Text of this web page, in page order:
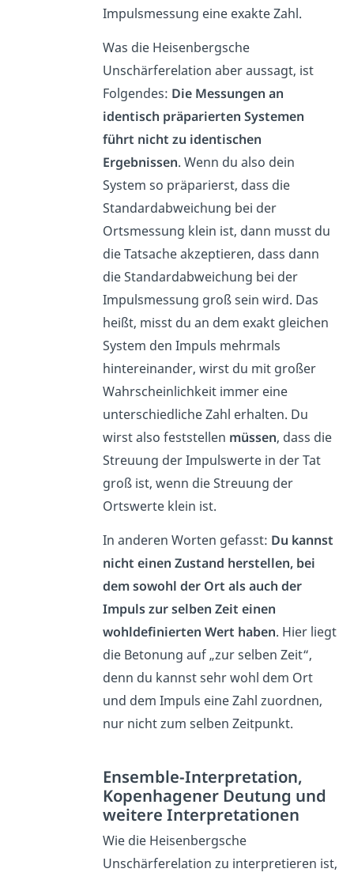
Impulsmessung eine exakte Zahl.
Was die Heisenbergsche
Unschärferelation aber aussagt, ist
Folgendes: Die Messungen an
identisch präparierten Systemen
führt nicht zu identischen
Ergebnissen. Wenn du also dein
System so präparierst, dass die
Standardabweichung bei der
Ortsmessung klein ist, dann musst du
die Tatsache akzeptieren, dass dann
die Standardabweichung bei der
Impulsmessung groß sein wird. Das
heißt, misst du an dem exakt gleichen
System den Impuls mehrmals
hintereinander, wirst du mit großer
Wahrscheinlichkeit immer eine
unterschiedliche Zahl erhalten. Du
wirst also feststellen müssen, dass die
Streuung der Impulswerte in der Tat
groß ist, wenn die Streuung der
Ortswerte klein ist.
In anderen Worten gefasst: Du kannst
nicht einen Zustand herstellen, bei
dem sowohl der Ort als auch der
Impuls zur selben Zeit einen
wohldefinierten Wert haben. Hier liegt
die Betonung auf „zur selben Zeit“,
denn du kannst sehr wohl dem Ort
und dem Impuls eine Zahl zuordnen,
nur nicht zum selben Zeitpunkt.
Ensemble-Interpretation,
Kopenhagener Deutung und
weitere Interpretationen
Wie die Heisenbergsche
Unschärferelation zu interpretieren ist,